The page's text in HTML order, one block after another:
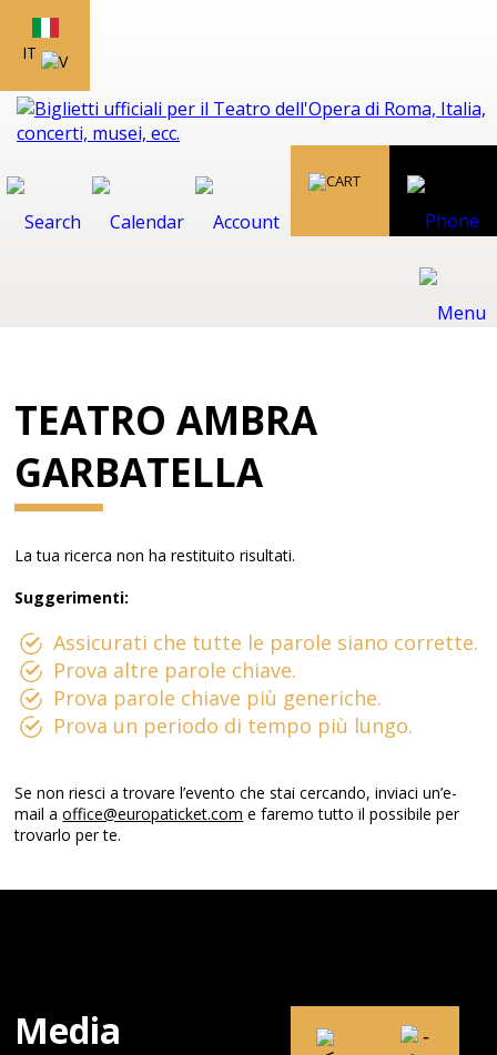
IT
TEATRO AMBRA
GARBATELLA
La tua ricerca non ha restituito risultati.
Suggerimenti:
Assicurati che tutte le parole siano corrette.
Prova altre parole chiave.
Prova parole chiave più generiche.
Prova un periodo di tempo più lungo.
Se non riesci a trovare l’evento che stai cercando, inviaci un’e-
mail aoffice@europaticket.com e faremo tutto il possibile per
trovarlo per te.
Media